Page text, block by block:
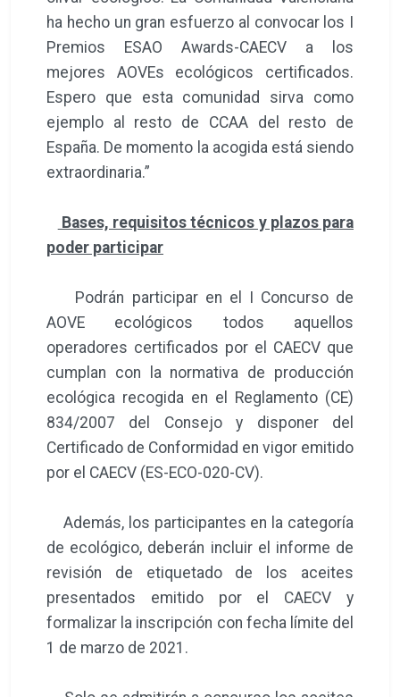
ha hecho un gran esfuerzo al convocar los I
Premios ESAO Awards-CAECV a los
mejores AOVEs ecológicos certificados.
Espero que esta comunidad sirva como
ejemplo al resto de CCAA del resto de
España. De momento la acogida está siendo
extraordinaria.”
Bases, requisitos técnicos y plazos para
poder participar
Podrán participar en el I Concurso de
AOVE ecológicos todos aquellos
operadores certificados por el CAECV que
cumplan con la normativa de producción
ecológica recogida en el Reglamento (CE)
834/2007 del Consejo y disponer del
Certificado de Conformidad en vigor emitido
por el CAECV (ES-ECO-020-CV).
Además, los participantes en la categoría
de ecológico, deberán incluir el informe de
revisión de etiquetado de los aceites
presentados emitido por el CAECV y
formalizar la inscripción con fecha límite del
1 de marzo de 2021.